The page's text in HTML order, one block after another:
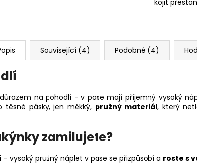
kojit
Související (4) Podobné (4)
na pohodlí - v pase mají příjemný vysoký
těsné pásky, jen měkký, pružný materiál, který
zamilujete?
- vysoký pružný náplet v pase se přizpůsobí a roste s